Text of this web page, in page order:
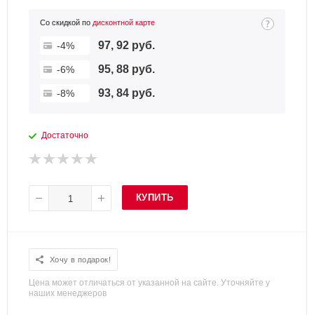
Со скидкой по дисконтной карте
-4% 97, 92 руб.
-6% 95, 88 руб.
-8% 93, 84 руб.
Достаточно
КУПИТЬ
Хочу в подарок!
Цена может отличаться от указанной на сайте. Уточняйте у
наших менеджеров